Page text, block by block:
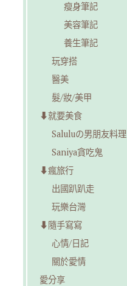
瘦身筆記
美容筆記
養生筆記
玩穿搭
醫美
髮/妝/美甲
⬇︎就要美食
Saluluの男朋友料理
Saniya貪吃鬼
⬇︎瘋旅行
出國趴趴走
玩樂台灣
⬇︎隨手寫寫
心情/日記
關於愛情
愛分享